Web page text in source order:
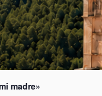
madre»